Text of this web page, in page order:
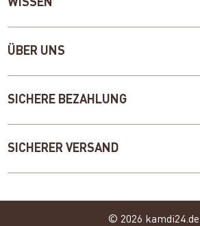
WISSEN
ÜBER UNS
SICHERE BEZAHLUNG
SICHERER VERSAND
© 2026 kamdi24.de